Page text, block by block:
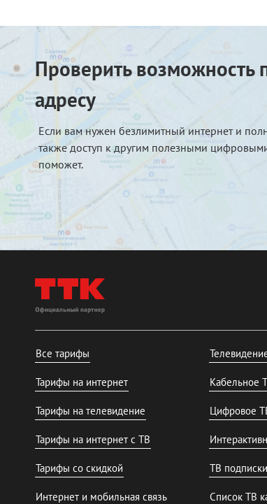
Проверить возможность
адресу
Если вам нужен безлимитный интернет и
также доступ к другим полезными
поможет.
Все тарифы
Тарифы на интернет
Тарифы на телевидение
Тарифы на интернет с ТВ
Тарифы со скидкой
Интернет и мобильная связь
Кабельное
Цифровое
ТВ подписки
Список ТВ